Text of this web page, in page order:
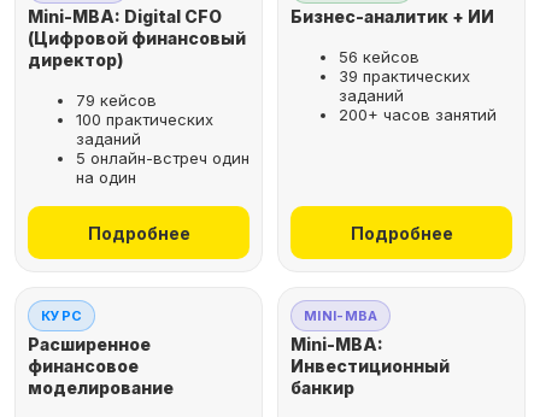
Mini-MBA: Digital CFO
(Цифровой финансовый
директор)
79 кейсов
100 практических
заданий
5 онлайн-встреч один
на один
Подробнее
Бизнес-аналитик + ИИ
56 кейсов
39 практических
заданий
200+ часов занятий
Подробнее
КУРС
Расширенное
финансовое
моделирование
MINI-MBA
Mini-MBA:
Инвестиционный
банкир